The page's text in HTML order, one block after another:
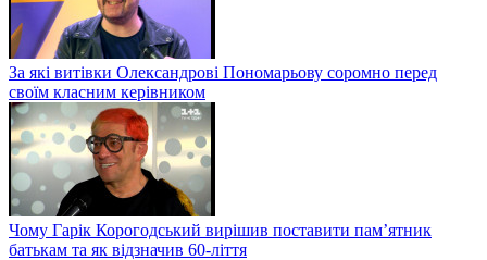
За які витівки Олександрові Пономарьову соромно перед
своїм класним керівником
Чому Гарік Корогодський вирішив поставити пам’ятник
батькам та як відзначив 60-ліття